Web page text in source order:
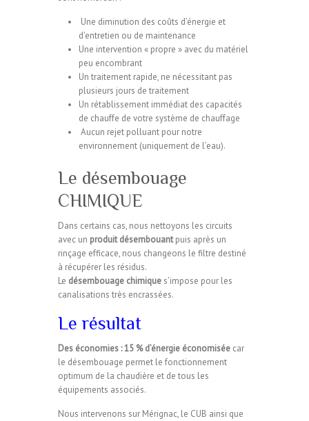
Une diminution des coûts d’énergie et
d’entretien ou de maintenance
Une intervention « propre » avec du matériel
peu encombrant
Un traitement rapide, ne nécessitant pas
plusieurs jours de traitement
Un rétablissement immédiat des capacités
de chauffe de votre système de chauffage
Aucun rejet polluant pour notre
environnement (uniquement de l’eau).
Le désembouage
CHIMIQUE
Dans certains cas, nous nettoyons les circuits
avec un produit désembouantpuis après un
rinçage efficace, nous changeons le filtre destiné
à récupérer les résidus.
Le désembouage chimique s’impose pour les
canalisations très encrassées.
Le résultat
Des économies : 15 % d’énergie économisée car
le désembouage permet le fonctionnement
optimum de la chaudière et de tous les
équipements associés.
Nous intervenons sur Mérignac, le CUB ainsi que